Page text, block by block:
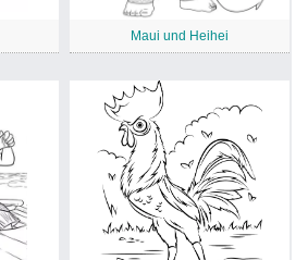
Maui und Heihei